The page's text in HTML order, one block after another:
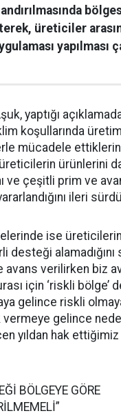
üreticiler
yapılması
yaptığı
koşullarında üretim
mücadele
ürünlerini
ve çeşitli prim ve
ileri
ise
desteği alamadığını
avans verilirken biz
için ‘riskli bölge’
gelince riskli
gelince
yıldan hak
BÖLGEYE GÖRE